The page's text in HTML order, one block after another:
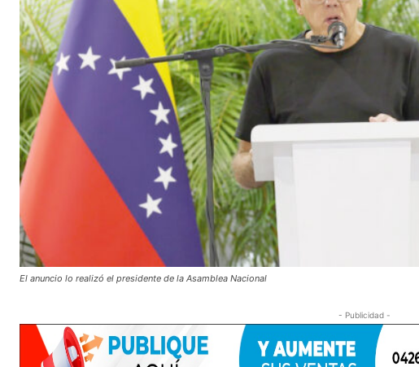
El anuncio lo realizó el presidente de la Asamblea Nacional
- Publicidad -